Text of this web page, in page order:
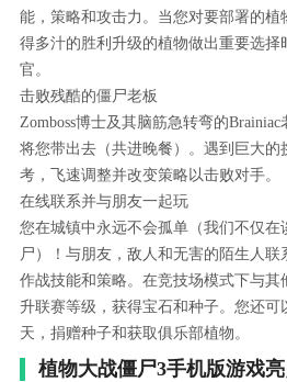
能，策略和攻击力。当您对要部署的
得多汁的胜利升级的植物做出重要选
官。
击败残酷的僵尸老板
Zomboss博士及其脑筋急转弯的
将您带出去（共进晚餐）。遇到巨大的
考，飞速调整并改变策略以击败对手。
在线联系并与朋友一起玩
您在城镇中永远不会孤单（我们不仅在
尸）！与朋友，敌人和无害的陌生人
作战技能和策略。在竞技场模式下与
升联赛等级，获得宝石和种子。您还可
天，捐赠种子和获取俱乐部植物。
植物大战僵尸3手机版游戏